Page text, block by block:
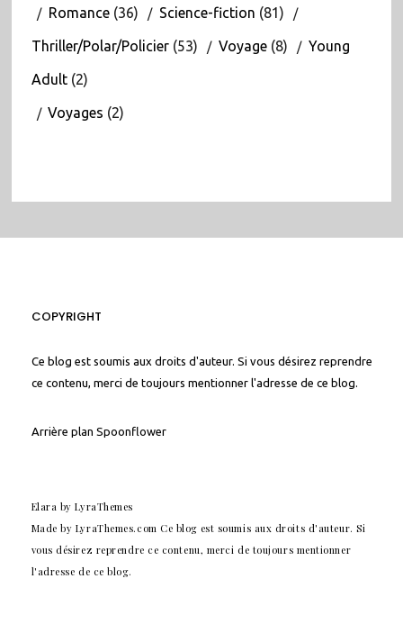
Romance(36) Science-fiction (81)
Thriller/Polar/Policier(53) Voyage(8) Young
Adult(2)
Voyages (2)
COPYRIGHT
Ce blog est soumis aux droits d'auteur. Si vous désirez reprendre
ce contenu, merci de toujours mentionner l'adresse de ce blog.
Arrière plan Spoonflower
Elara by LyraThemes
Made by LyraThemes.com Ce blog est soumis aux droits d'auteur. Si
vous désirez reprendre ce contenu, merci de toujours mentionner
l'adresse de ce blog.